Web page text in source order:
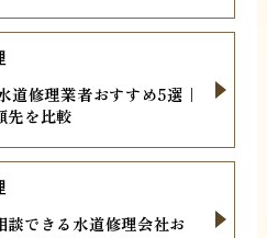
道修理業者おすすめ5選｜
先を比較
できる水道修理会社お